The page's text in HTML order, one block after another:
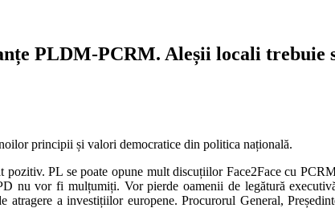
PLDM-PCRM. Aleșii locali trebuie
principii și valori democratice din politica națională.
PL se poate opune mult discuțiilor Face2Face cu
nu vor fi mulțumiți. Vor pierde oamenii de legătură
a investițiilor europene. Procurorul General,